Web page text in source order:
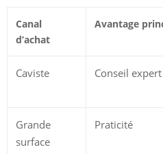
Canal
d’achat
Avantage
Caviste Conseil expert
Grande
surface
Praticité